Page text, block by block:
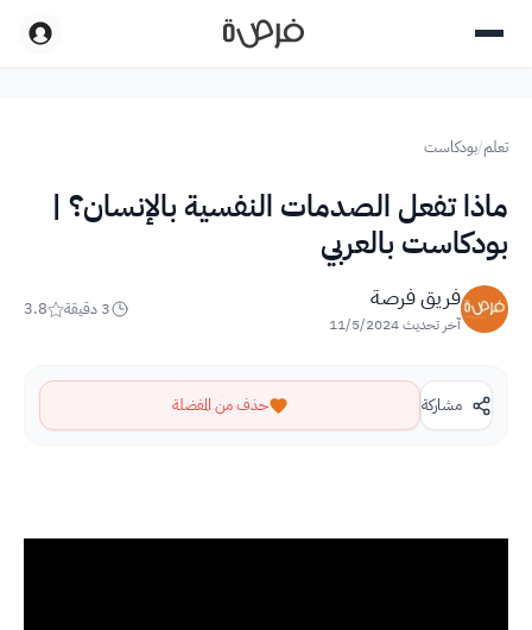
تعلم/بودكاست
ماذا تفعل الصدمات النفسية بالإنسان؟ |
بودكاست بالعربي
فريق فرصة
آخر تحديث11/5/2024
3 دقيقة 3.8
مشاركة حذف من المفضلة